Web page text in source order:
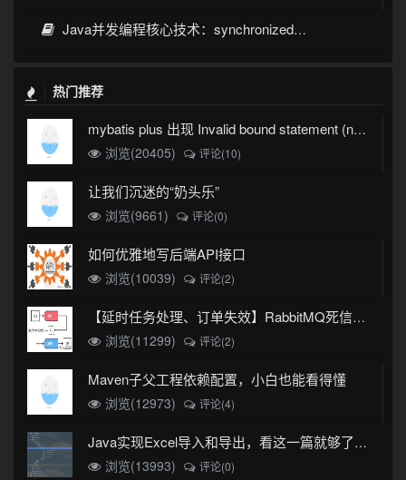
Java并发编程核心技术：synchronized、volatile与CAS
热门推荐
mybatis plus 出现 Invalid bound statement (not found)
浏览(20405)
评论(10)
让我们沉迷的“奶头乐”
浏览(9661) 评论(0)
如何优雅地写后端API接口
浏览(10039) 评论(2)
【延时任务处理、订单失效】RabbitMQ死信队列实现
浏览(11299)
评论(2)
Maven子父工程依赖配置，小白也能看得懂
浏览(12973) 评论(4)
Java实现Excel导入和导出，看这一篇就够了(珍藏版)
浏览(13993)
评论(0)